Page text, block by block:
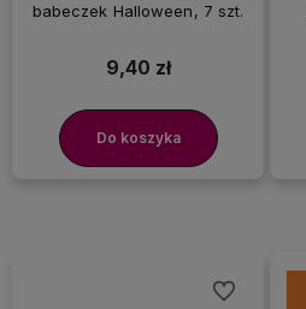
babeczek Halloween, 7 szt.
9,40 zł
Do koszyka
Do ulubionych